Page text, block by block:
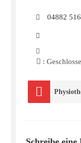
04882
: